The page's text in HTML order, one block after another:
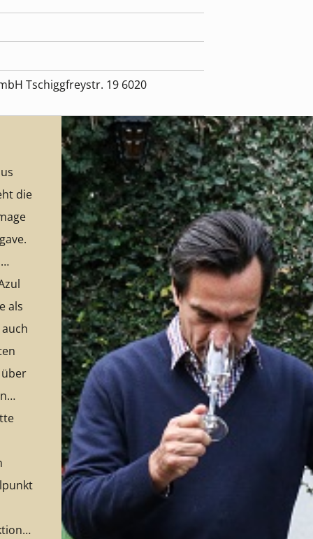
Tschiggfreystr. 19 6020
die
als
über